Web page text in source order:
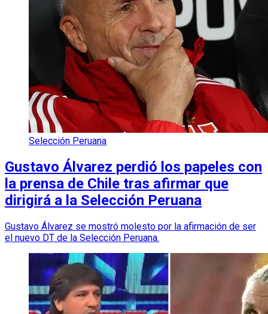
Selección Peruana
Gustavo Álvarez perdió los papeles con
la prensa de Chile tras afirmar que
dirigirá a la Selección Peruana
Gustavo Álvarez se mostró molesto por la afirmación de ser
el nuevo DT de la Selección Peruana.